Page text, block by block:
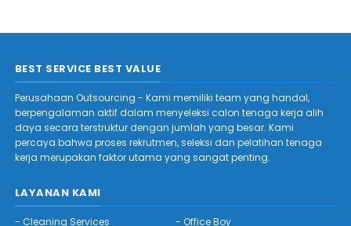
BEST SERVICE BEST VALUE
Perusahaan Outsourcing - Kami memiliki team yang handal,
berpengalaman aktif dalam menyeleksi calon tenaga kerja alih
daya secara terstruktur dengan jumlah yang besar. Kami
percaya bahwa proses rekrutmen, seleksi dan pelatihan tenaga
kerja merupakan faktor utama yang sangat penting.
LAYANAN KAMI
- Cleaning Services - Office Boy